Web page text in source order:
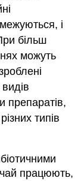
і
більш
можуть
препаратів,
типів
працюють,